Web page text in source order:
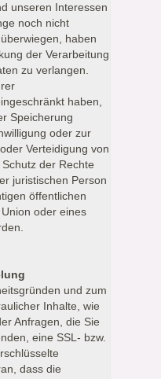
unseren Interessen
noch nicht
haben
der Verarbeitung
zu verlangen.
haben,
Speicherung
oder zur
Verteidigung von
der Rechte
juristischen Person
öffentlichen
oder eines
und zum
Inhalte, wie
Anfragen, die Sie
eine SSL- bzw.
dass die